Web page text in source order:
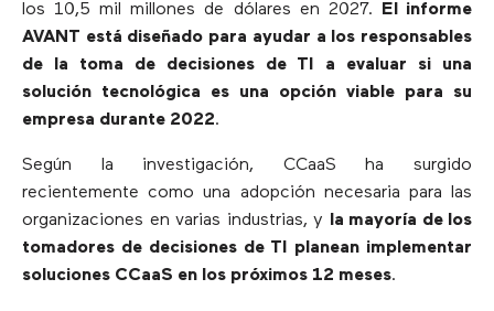
los 10,5 mil millones de dólares en 2027.
El informe
AVANT está diseñado para ayudar a los responsables
de la toma de decisiones de TI a evaluar si una
solución tecnológica es una opción viable para su
empresa durante 2022.
Según la investigación, CCaaS ha surgido
recientemente como una adopción necesaria para las
organizaciones en varias industrias, y
la mayoría de los
tomadores de decisiones de TI planean implementar
soluciones CCaaS en los próximos 12 meses.